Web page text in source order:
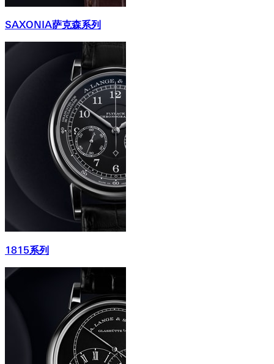
SAXONIA萨克森系列
1815系列